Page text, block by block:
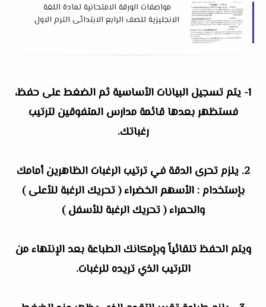
مواصفات الورقة الامتحانية لمادة اللغة
الانجليزية للصف الرابع الابتدائى الترم الاول
1- يتم تسجيل البيانات الأساسية ثم الضغط على حفظ،
فستظهر بعدها قائمة مدارس المتفوقين لترتيب
رغباتك.
2. يلزم تحرى الدقة في ترتيب الرغبات الظاهرين أمامك
بإستخدام: الأسهم الخضراء ( تحريك الرغبة للأعلى )
والحمراء ( تحريك الرغبة للأسفل )
ويتم الحفظ تلقائياً وبإمكانك الطباعة بعد الإنتهاء من
الترتيب الذي تريده للرغبات.